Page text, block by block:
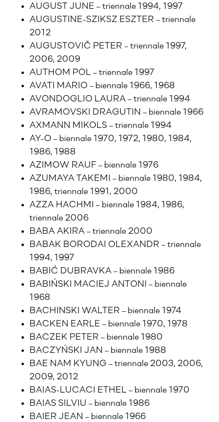
AUGUST JUNE – triennale 1994, 1997
AUGUSTINE-SZIKSZ ESZTER – triennale
2012
AUGUSTOVIČ PETER – triennale 1997,
2006, 2009
AUTHOM POL – triennale 1997
AVATI MARIO – biennale 1966, 1968
AVONDOGLIO LAURA – triennale 1994
AVRAMOVSKI DRAGUTIN – biennale 1966
AXMANN MIKOLS – triennale 1994
AY-O – biennale 1970, 1972, 1980, 1984,
1986, 1988
AZIMOW RAUF – biennale 1976
AZUMAYA TAKEMI – biennale 1980, 1984,
1986, triennale 1991, 2000
AZZA HACHMI – biennale 1984, 1986,
triennale 2006
BABA AKIRA – triennale 2000
BABAK BORODAI OLEXANDR – triennale
1994, 1997
BABIĆ DUBRAVKA – biennale 1986
BABIŃSKI MACIEJ ANTONI – biennale
1968
BACHINSKI WALTER – biennale 1974
BACKEN EARLE – biennale 1970, 1978
BACZEK PETER – biennale 1980
BACZYŃSKI JAN – biennale 1988
BAE NAM KYUNG – triennale 2003, 2006,
2009, 2012
BAIAS-LUCACI ETHEL – biennale 1970
BAIAS SILVIU – biennale 1986
BAIER JEAN – biennale 1966